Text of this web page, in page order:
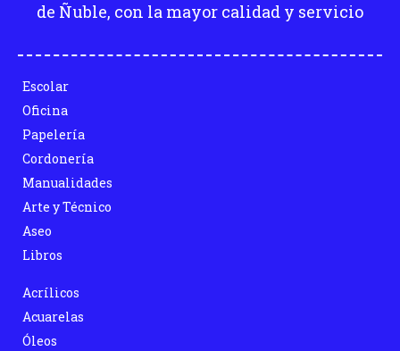
de Ñuble, con la mayor calidad y servicio
Escolar
Oficina
Papelería
Cordonería
Manualidades
Arte y Técnico
Aseo
Libros
Acrílicos
Acuarelas
Óleos